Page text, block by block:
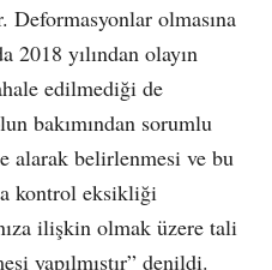
Deformasyonlar olmasına
2018 yılından olayın
edilmediği de
bakımından sorumlu
alarak belirlenmesi ve bu
kontrol eksikliği
ilişkin olmak üzere tali
yapılmıştır” denildi.